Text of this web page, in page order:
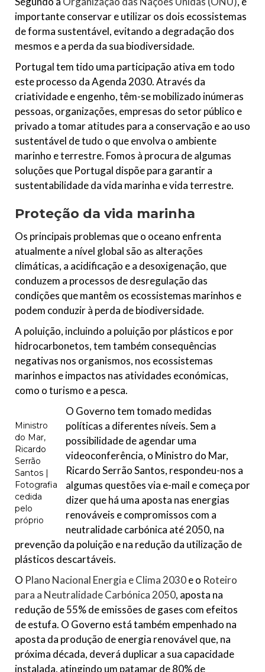
importante conservar e utilizar os dois ecossistemas
de forma sustentável, evitando a degradação dos
mesmos e a perda da sua biodiversidade.
Portugal tem tido uma participação ativa em todo
este processo da Agenda 2030. Através da
criatividade e engenho, têm-se mobilizado inúmeras
pessoas, organizações, empresas do setor público e
privado a tomar atitudes para a conservação e ao uso
sustentável de tudo o que envolva o ambiente
marinho e terrestre. Fomos à procura de algumas
soluções que Portugal dispõe para garantir a
sustentabilidade da vida marinha e vida terrestre.
Proteção da vida marinha
Os principais problemas que o oceano enfrenta
atualmente a nível global são as alterações
climáticas, a acidificação e a desoxigenação, que
conduzem a processos de desregulação das
condições que mantêm os ecossistemas marinhos e
podem conduzir à perda de biodiversidade.
A poluição, incluindo a poluição por plásticos e por
hidrocarbonetos, tem também consequências
negativas nos organismos, nos ecossistemas
marinhos e impactos nas atividades económicas,
como o turismo e a pesca.
Ministro
do Mar,
Ricardo
Serrão
Santos |
Fotografia
cedida
pelo
próprio
O Governo tem tomado medidas
políticas a diferentes níveis. Sem a
possibilidade de agendar uma
videoconferência, o Ministro do Mar,
Ricardo Serrão Santos, respondeu-nos a
algumas questões via e-mail e começa por
dizer que há uma aposta nas energias
renováveis e compromissos com a
neutralidade carbónica até 2050, na
prevenção da poluição e na redução da utilização de
plásticos descartáveis.
O Plano Nacional Energia e Clima 2030e o Roteiro
para a Neutralidade Carbónica 2050, aposta na
redução de 55% de emissões de gases com efeitos
de estufa. O Governo está também empenhado na
aposta da produção de energia renovável que, na
próxima década, deverá duplicar a sua capacidade
instalada, atingindo um patamar de 80% de